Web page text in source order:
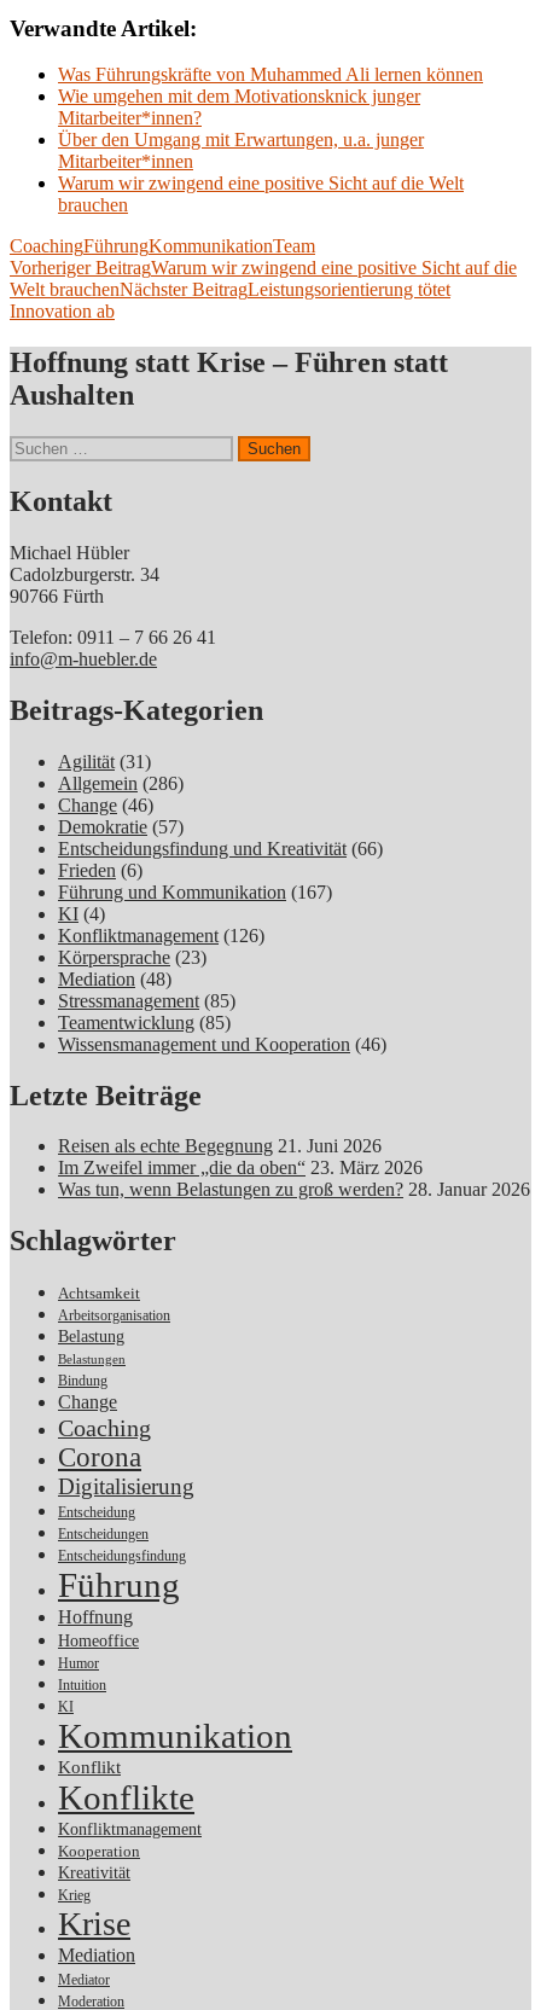
Verwandte Artikel:
Was Führungskräfte von Muhammed Ali lernen können
Wie umgehen mit dem Motivationsknick junger
Mitarbeiter*innen?
Über den Umgang mit Erwartungen, u.a. junger
Mitarbeiter*innen
Warum wir zwingend eine positive Sicht auf die Welt
brauchen
CoachingFührungKommunikationTeam
Beitragsnavigation
Vorheriger BeitragWarum wir zwingend eine positive Sicht auf die
Welt brauchenNächster BeitragLeistungsorientierung tötet
Innovation ab
Hoffnung statt Krise – Führen statt
Aushalten
Suchen
nach:
Kontakt
Michael Hübler
Cadolzburgerstr. 34
90766 Fürth
Telefon: 0911 – 7 66 26 41
info@m-huebler.de
Beitrags-Kategorien
Agilität (31)
Allgemein (286)
Change (46)
Demokratie (57)
Entscheidungsfindung und Kreativität (66)
Frieden (6)
Führung und Kommunikation (167)
KI (4)
Konfliktmanagement (126)
Körpersprache (23)
Mediation (48)
Stressmanagement (85)
Teamentwicklung (85)
Wissensmanagement und Kooperation (46)
Letzte Beiträge
Reisen als echte Begegnung 21. Juni 2026
Im Zweifel immer „die da oben“ 23. März 2026
Was tun, wenn Belastungen zu groß werden? 28. Januar 2026
Schlagwörter
Achtsamkeit
Arbeitsorganisation
Belastung
Belastungen
Bindung
Change
Coaching
Corona
Digitalisierung
Entscheidung
Entscheidungen
Entscheidungsfindung
Führung
Hoffnung
Homeoffice
Humor
Intuition
KI
Kommunikation
Konflikt
Konflikte
Konfliktmanagement
Kooperation
Kreativität
Krieg
Krise
Mediation
Mediator
Moderation